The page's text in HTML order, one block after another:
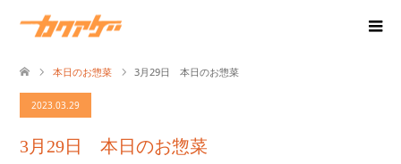
本日のお惣菜 3月29日 本日のお惣菜
2023.03.29
3月29日 本日のお惣菜